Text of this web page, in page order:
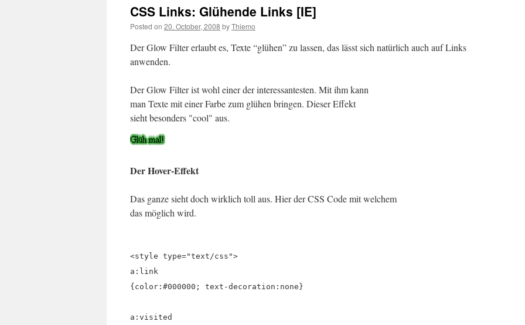
CSS Links: Glühende Links [IE]
Posted on 20. October, 2008 byThiemo
Der Glow Filter erlaubt es, Texte “glühen” zu lassen, das lässt sich natürlich auch auf Links
anwenden.
Der Glow Filter ist wohl einer der interessantesten. Mit ihm kann
man Texte mit einer Farbe zum glühen bringen. Dieser Effekt
sieht besonders "cool" aus.
Der Hover-Effekt
Das ganze sieht doch wirklich toll aus. Hier der CSS Code mit welchem
das möglich wird.
<style type="text/css">
a:link
{color:#000000; text-decoration:none}
a:visited